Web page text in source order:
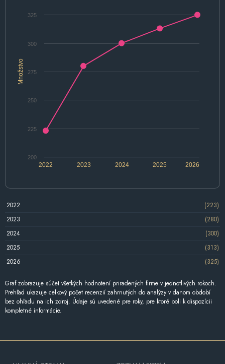
Množstvo
2022 2024 2026
2023 2025
200
225
250
275
300
325
2022
(223)
2023
(280)
2024
(300)
2025
(313)
2026
(325)
Graf zobrazuje súčet všetkých hodnotení priradených firme v jednotlivých rokoch.
Prehľad ukazuje celkový počet recenzií zahrnutých do analýzy v danom období
bez ohľadu na ich zdroj. Údaje sú uvedené pre roky, pre ktoré boli k dispozícii
kompletné informácie.